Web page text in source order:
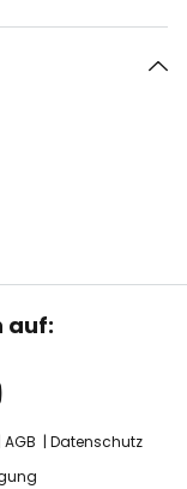
auf:
AGB
Datenschutz